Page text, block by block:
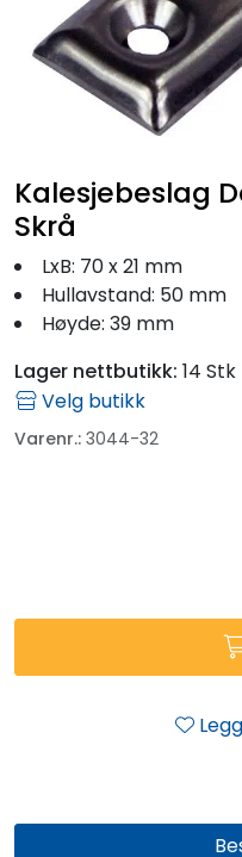
Kalesjebeslag
Skrå
LxB: 70 x 21 mm
Hullavstand: 50 mm
Høyde: 39 mm
Lager nettbutikk: 14 Stk
Velg butikk
Varenr.: 3044-32
Båtpleie/Opplag
Outlet
Kampanje